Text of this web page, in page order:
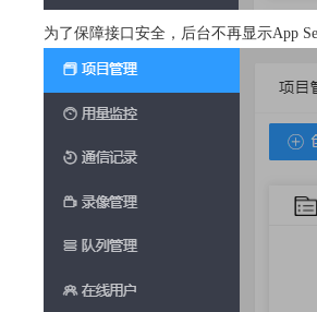
为了保障接口安全，后台不再显示App